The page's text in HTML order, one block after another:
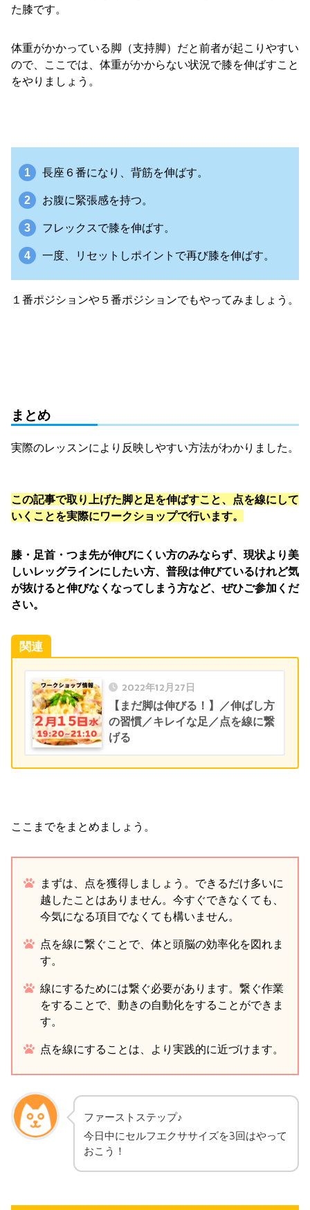
た膝です。
体重がかかっている脚（支持脚）だと前者が起こりやすい
ので、ここでは、体重がかからない状況で膝を伸ばすこと
をやりましょう。
長座６番になり、背筋を伸ばす。
お腹に緊張感を持つ。
フレックスで膝を伸ばす。
一度、リセットしポイントで再び膝を伸ばす。
１番ポジションや５番ポジションでもやってみましょう。
まとめ
実際のレッスンにより反映しやすい方法がわかりました。
この記事で取り上げた脚と足を伸ばすこと、点を線にして
いくことを実際にワークショップで行います。
膝・足首・つま先が伸びにくい方のみならず、現状より美
しいレッグラインにしたい方、普段は伸びているけれど気
が抜けると伸びなくなってしまう方など、ぜひご参加くだ
さい。
関連
2022年12月27日
【まだ脚は伸びる！】／伸ばし方
の習慣／キレイな足／点を線に繋
げる
ここまでをまとめましょう。
まずは、点を獲得しましょう。できるだけ多いに
越したことはありません。今すぐできなくても、
今気になる項目でなくても構いません。
点を線に繋ぐことで、体と頭脳の効率化を図れま
す。
線にするためには繋ぐ必要があります。繋ぐ作業
をすることで、動きの自動化をすることができま
す。
点を線にすることは、より実践的に近づけます。
ファーストステップ♪
今日中にセルフエクササイズを3回はやって
おこう！